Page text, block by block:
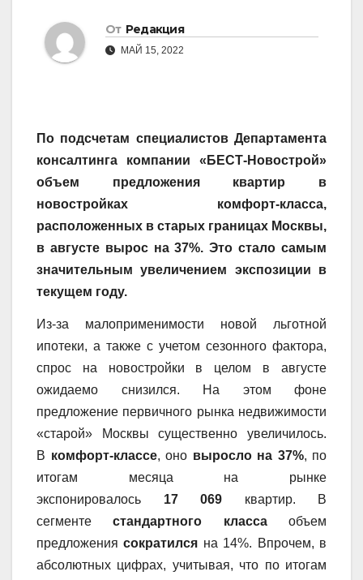
От Редакция
МАЙ 15, 2022
По подсчетам специалистов Департамента
консалтинга компании «БЕСТ-Новострой»
объем предложения квартир в
новостройках комфорт-класса,
расположенных в старых границах Москвы,
в августе вырос на 37%. Это стало самым
значительным увеличением экспозиции в
текущем году.
Из-за малоприменимости новой льготной
ипотеки, а также с учетом сезонного фактора,
спрос на новостройки в целом в августе
ожидаемо снизился. На этом фоне
предложение первичного рынка недвижимости
«старой» Москвы существенно увеличилось.
В комфорт-классе, оно выросло на 37%, по
итогам месяца на рынке
экспонировалось 17 069 квартир. В
сегментестандартного классаобъем
предложениясократился на 14%. Впрочем, в
абсолютных цифрах, учитывая, что по итогам